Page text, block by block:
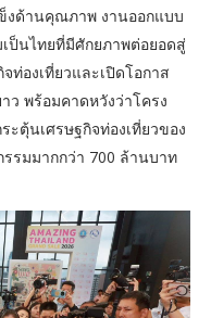
งด้านคุณภาพ งานออกแบบ
ป็นไทยที่มีศักยภาพต่อยอดสู่
ท่องเที่ยวและเปิดโอกาส
ว พร้อมคาดหวังว่าโครง
ตุ้นเศรษฐกิจท่องเที่ยวของ
รรมมากกว่า 700 ล้านบาท